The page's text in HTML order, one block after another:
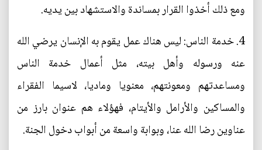
ومع ذلك أخذوا القرار بمساندة والاستشهاد بين يديه.
4. خدمة الناس: ليس هناك عمل يقوم به الإنسان يرضي الله
عنه ورسوله وأهل بيته، مثل أعمال خدمة الناس
ومساعدتهم ومعونتهم، معنويا وماديا، لاسيما الفقراء
والمساكين والأرامل والأيتام، فهؤلاء هم عنوان بارز من
عناوين رضا الله عنا، وبوابة واسعة من أبواب دخول الجنة.